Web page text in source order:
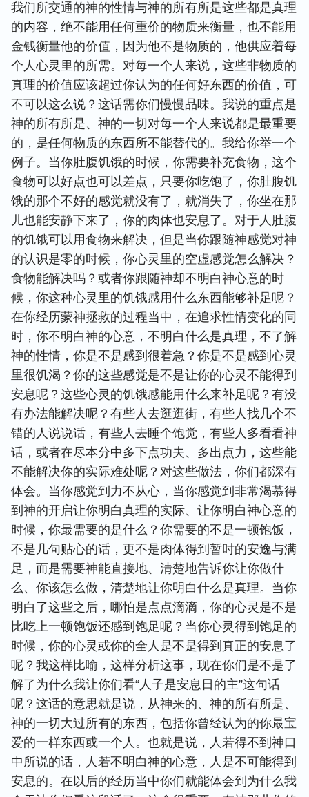
我们所交通的神的性情与神的所有所是这些都是真理
的内容，绝不能用任何重价的物质来衡量，也不能用
金钱衡量他的价值，因为他不是物质的，他供应着每
个人心灵里的所需。对每一个人来说，这些非物质的
真理的价值应该超过你认为的任何好东西的价值，可
不可以这么说？这话需你们慢慢品味。我说的重点是
神的所有所是、神的一切对每一个人来说都是最重要
的，是任何物质的东西所不能替代的。我给你举一个
例子。当你肚腹饥饿的时候，你需要补充食物，这个
食物可以好点也可以差点，只要你吃饱了，你肚腹饥
饿的那个不好的感觉就没有了，就消失了，你坐在那
儿也能安静下来了，你的肉体也安息了。对于人肚腹
的饥饿可以用食物来解决，但是当你跟随神感觉对神
的认识是零的时候，你心灵里的空虚感觉怎么解决？
食物能解决吗？或者你跟随神却不明白神心意的时
候，你这种心灵里的饥饿感用什么东西能够补足呢？
在你经历蒙神拯救的过程当中，在追求性情变化的同
时，你不明白神的心意，不明白什么是真理，不了解
神的性情，你是不是感到很着急？你是不是感到心灵
里很饥渴？你的这些感觉是不是让你的心灵不能得到
安息呢？这些心灵的饥饿感能用什么来补足呢？有没
有办法能解决呢？有些人去逛逛街，有些人找几个不
错的人说说话，有些人去睡个饱觉，有些人多看看神
话，或者在尽本分中多下点功夫、多出点力，这些能
不能解决你的实际难处呢？对这些做法，你们都深有
体会。当你感觉到力不从心，当你感觉到非常渴慕得
到神的开启让你明白真理的实际、让你明白神心意的
时候，你最需要的是什么？你需要的不是一顿饱饭，
不是几句贴心的话，更不是肉体得到暂时的安逸与满
足，而是需要神能直接地、清楚地告诉你让你做什
么、你该怎么做，清楚地让你明白什么是真理。当你
明白了这些之后，哪怕是点点滴滴，你的心灵是不是
比吃上一顿饱饭还感到饱足呢？当你心灵得到饱足的
时候，你的心灵或你的全人是不是得到真正的安息了
呢？我这样比喻，这样分析这事，现在你们是不是了
解了为什么我让你们看“人子是安息日的主”这句话
呢？这话的意思就是说，从神来的、神的所有所是、
神的一切大过所有的东西，包括你曾经认为的你最宝
爱的一样东西或一个人。也就是说，人若得不到神口
中所说的话，人若不明白神的心意，人是不可能得到
安息的。在以后的经历当中你们就能体会到为什么我